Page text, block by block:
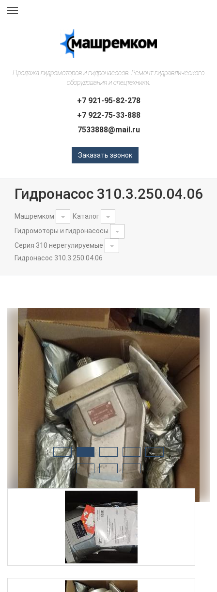
Продажа гидромоторов и гидронасосов. Ремонт гидравлического
оборудования и спецтехники.
+7 921-95-82-278
+7 922-75-33-888
7533888@mail.ru
Заказать звонок
Навигация
Гидронасос 310.3.250.04.06
Машремком
Каталог
Гидромоторы и гидронасосы
Серия 310 нерегулируемые
Гидронасос 310.3.250.04.06